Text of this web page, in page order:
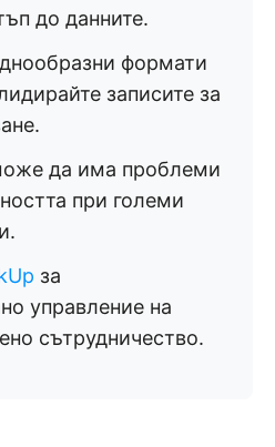
до данните.
формати
записите за
да има проблеми
при големи
за
управление на
сътрудничество.